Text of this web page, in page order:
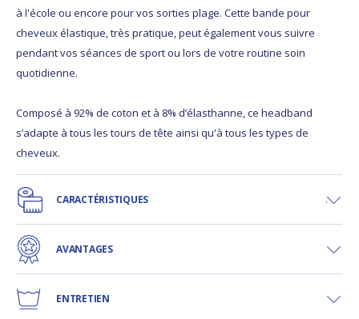
à l'école ou encore pour vos sorties plage. Cette bande pour
cheveux élastique, très pratique, peut également vous suivre
pendant vos séances de sport ou lors de votre routine soin
quotidienne.
Composé à 92% de coton et à 8% d’élasthanne, ce headband
s’adapte à tous les tours de tête ainsi qu'à tous les types de
cheveux.
CARACTÉRISTIQUES
AVANTAGES
ENTRETIEN